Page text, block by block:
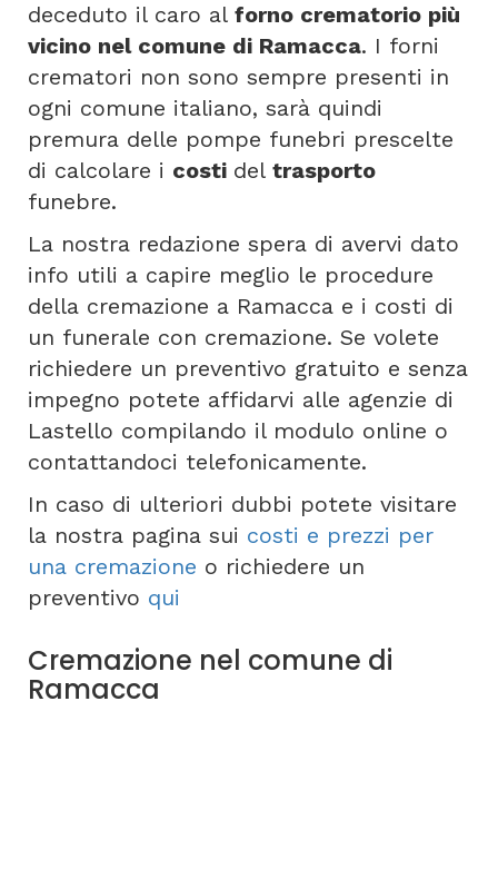
deceduto il caro al forno crematorio più
vicino nel comune di Ramacca. I forni
crematori non sono sempre presenti in
ogni comune italiano, sarà quindi
premura delle pompe funebri prescelte
di calcolare i costi del trasporto
funebre.
La nostra redazione spera di avervi dato
info utili a capire meglio le procedure
della cremazione a Ramacca e i costi di
un funerale con cremazione. Se volete
richiedere un preventivo gratuito e senza
impegno potete affidarvi alle agenzie di
Lastello compilando il modulo online o
contattandoci telefonicamente.
In caso di ulteriori dubbi potete visitare
la nostra pagina sui costi e prezzi per
una cremazione o richiedere un
preventivo qui
Cremazione nel comune di
Ramacca